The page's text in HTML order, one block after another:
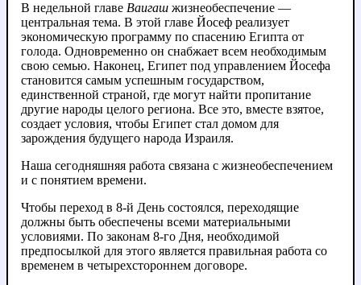
В недельной главе Ваигаш жизнеобеспечение —
центральная тема. В этой главе Йосеф реализует
экономическую программу по спасению Египта от
голода. Одновременно он снабжает всем необходимым
свою семью. Наконец, Египет под управлением Йосефа
становится самым успешным государством,
единственной страной, где могут найти пропитание
другие народы целого региона. Все это, вместе взятое,
создает условия, чтобы Египет стал домом для
зарождения будущего народа Израиля.
Наша сегодняшняя работа связана с жизнеобеспечением
и с понятием времени.
Чтобы переход в 8-й День состоялся, переходящие
должны быть обеспечены всеми материальными
условиями. По законам 8-го Дня, необходимой
предпосылкой для этого является правильная работа со
временем в четырехстороннем договоре.